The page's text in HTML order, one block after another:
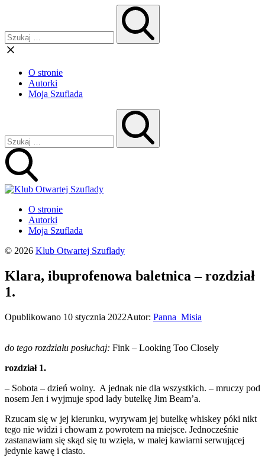
O stronie
Autorki
Moja Szuflada
O stronie
Autorki
Moja Szuflada
© 2026 Klub Otwartej Szuflady
Klara, ibuprofenowa baletnica – rozdział
1.
Opublikowano 10 stycznia 2022Autor: Panna_Misia
do tego rozdziału posłuchaj: Fink – Looking Too Closely
rozdział 1.
– Sobota – dzień wolny. A jednak nie dla wszystkich. – mruczy pod
nosem Jen i wyjmuje spod lady butelkę Jim Beam’a.
Rzucam się w jej kierunku, wyrywam jej butelkę whiskey póki nikt
tego nie widzi i chowam z powrotem na miejsce. Jednocześnie
zastanawiam się skąd się tu wzięła, w małej kawiarni serwującej
jedynie kawę i ciasto.